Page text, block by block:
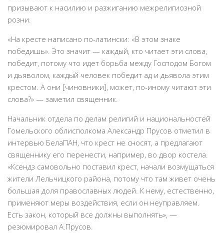
призывают к насилию и разжиганию межрелигиозной
розни.
«На кресте написано по-латински: «В этом знаке
победишь». Это значит — каждый, кто читает эти слова,
победит, потому что идет борьба между Господом Богом
и дьяволом, каждый человек победит ад и дьявола этим
крестом. А они [чиновники], может, по-иному читают эти
слова?» — заметил священник.
Начальник отдела по делам религий и национальностей
Гомельского облисполкома Александр Прусов отметил в
интервью БелаПАН, что крест не сносят, а предлагают
священнику его перенести, например, во двор костела.
«Ксендз самовольно поставил крест, начали возмущаться
жители Лельчицкого района, потому что там живет очень
большая доля православных людей. К нему, естественно,
применяют меры воздействия, если он неуправляем.
Есть закон, который все должны выполнять», —
резюмировал А.Прусов.